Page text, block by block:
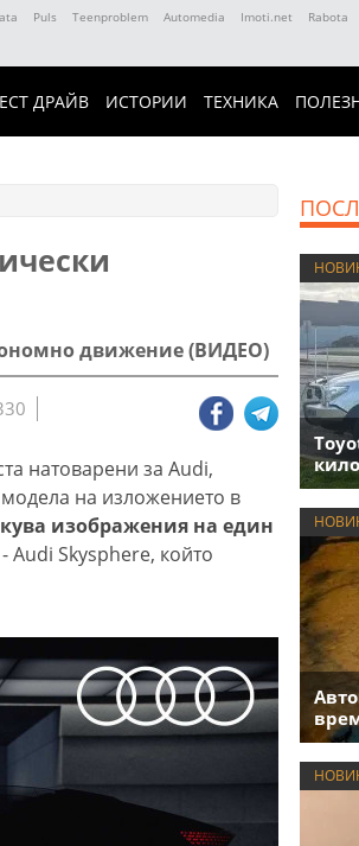
Puls Teenproblem Automedia Imoti.net Rabota
ДРАЙВ ИСТОРИИ ТЕХНИКА
движение (ВИДЕО)
натоварени за Audi,
на изложението в
изображения на един
Audi Skysphere, който